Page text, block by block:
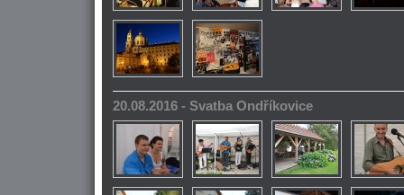
20.08.2016 - Svatba Ondříkovice